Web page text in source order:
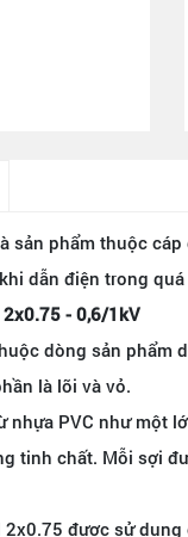
sản phẩm thuộc
dẫn điện trong
- 0,6/1kV
dòng sản
là lõi và vỏ.
PVC như một
tinh chất. Mỗi sợi
được sử